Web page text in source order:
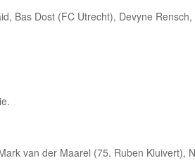
Bas Dost (FC Utrecht), Devyne
van der Maarel (75. Ruben Kluivert),